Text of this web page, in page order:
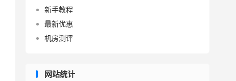
新手教程
最新优惠
机房测评
网站统计